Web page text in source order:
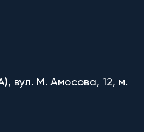
вул. М. Амосова, 12, м.